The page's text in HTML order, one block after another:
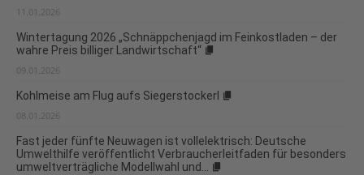
11.01.2026
Wintertagung 2026 „Schnäppchenjagd im Feinkostladen – der
wahre Preis billiger Landwirtschaft“
09.01.2026
Kohlmeise am Flug aufs Siegerstockerl
08.01.2026
Fast jeder fünfte Neuwagen ist vollelektrisch: Deutsche
Umwelthilfe veröffentlicht Verbraucherleitfaden für besonders
umweltverträgliche Modellwahl und...